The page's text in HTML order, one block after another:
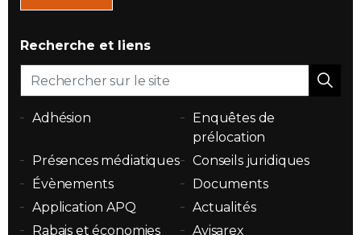
Recherche et liens
Adhésion
Enquêtes de
prélocation
Présences médiatiques
Conseils juridiques
Évènements
Documents
Application APQ
Actualités
Rabais et économies
Avisarex